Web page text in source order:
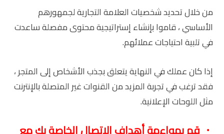
من خلال تحديد شخصيات العلامة التجارية لجمهورهم
الأساسي ، قاموا بإنشاء إستراتيجية محتوى مفصلة ساعدت
في تلبية احتياجات عملائهم.
إذا كان عملك في النهاية يتعلق بجذب الأشخاص إلى المتجر ،
فقد ترغب في تجربة المزيد من القنوات غير المتصلة بالإنترنت
مثل اللوحات الإعلانية.